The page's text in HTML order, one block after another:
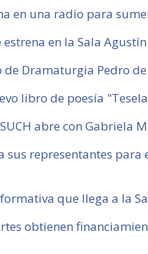
en una radio para
en la Sala
de Dramaturgia Pedro
libro de poesía
abre con Gabriela
sus representantes
que llega a la
obtienen